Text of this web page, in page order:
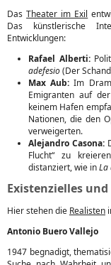
DasTheater im Exil
Das künstlerische
Entwicklungen:
Rafael Alberti:
adefesio(Der
Max Aub: Im
Emigranten auf
keinem Hafen
Nationen, die den
verweigerten.
Alejandro Casona:
Flucht“ zu
distanziert, wie inLa
Existenzielles
Hier stehen die Realisten
Antonio Buero Vallejo
1947 begnadigt,